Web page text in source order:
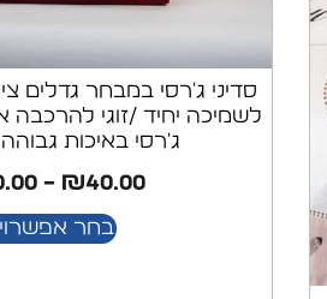
סדיני ג'רסי במבחר גדלים
ג'רסי באיכות גבוהה
₪40.00
–
בחר